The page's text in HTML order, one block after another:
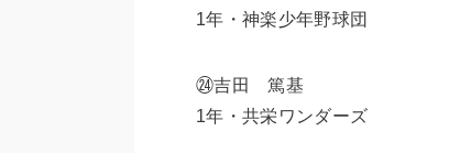
1年・神楽少年野球団
㉔吉田 篤基
1年・共栄ワンダーズ